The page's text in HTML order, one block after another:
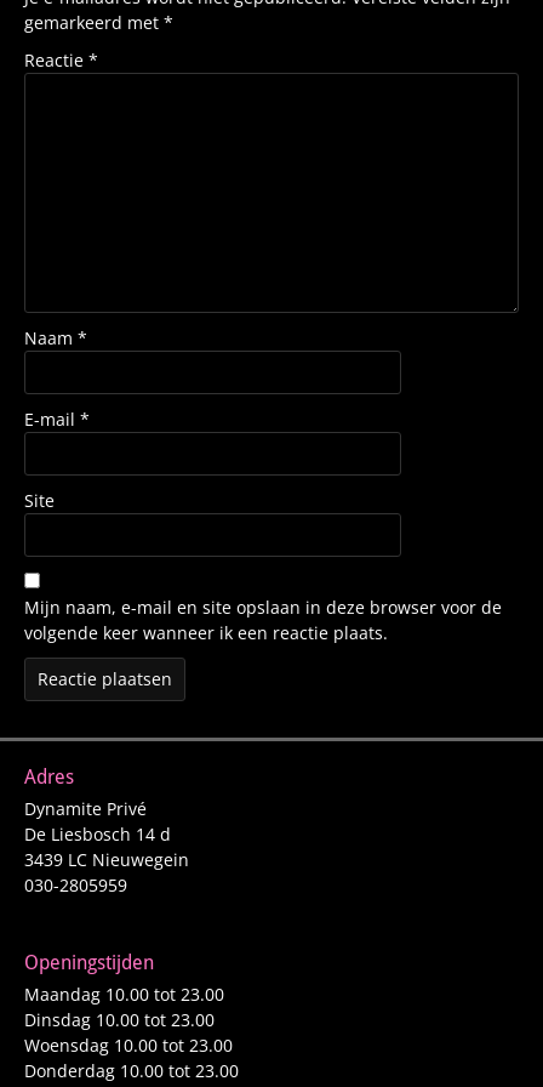
gemarkeerd met *
Reactie *
Naam *
E-mail *
Site
Mijn naam, e-mail en site opslaan in deze browser voor de
volgende keer wanneer ik een reactie plaats.
Adres
Dynamite Privé
De Liesbosch 14 d
3439 LC Nieuwegein
030-2805959
Openingstijden
Maandag 10.00 tot 23.00
Dinsdag 10.00 tot 23.00
Woensdag 10.00 tot 23.00
Donderdag 10.00 tot 23.00